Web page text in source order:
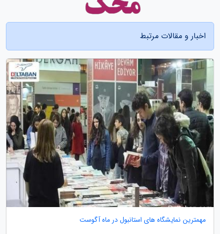
اخبار و مقالات مرتبط
مهمترین نمایشگاه های استانبول در ماه آگوست